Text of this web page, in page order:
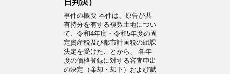
日判決）
事件の概要 本件は、原告が共
有持分を有する複数土地につい
て、令和4年度・令和5年度の固
定資産税及び都市計画税の賦課
決定を受けたことから、 各年
度の価格登録に対する審査申出
の決定（棄却・却下）および賦